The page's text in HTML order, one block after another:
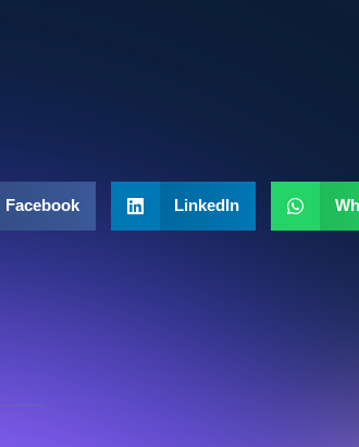
Facebook LinkedIn